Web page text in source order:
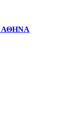
ΑΘΗΝΑ